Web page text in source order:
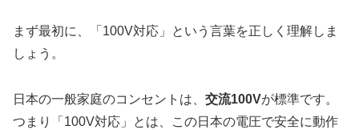
まず最初に、「100V対応」という言葉を正しく理解しま
しょう。
日本の一般家庭のコンセントは、 交流100Vが標準です。
つまり「100V対応」とは、この日本の電圧で安全に動作